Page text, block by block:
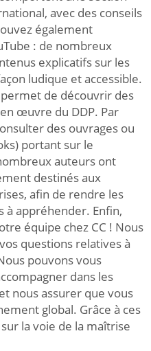
avec des conseils
également
: de nombreux
explicatifs sur les
ludique et accessible.
de découvrir des
œuvre du DDP. Par
des ouvrages ou
portant sur le
auteurs ont
destinés aux
afin de rendre les
à appréhender. Enfin,
équipe chez CC ! Nous
questions relatives à
pouvons vous
dans les
nous assurer que vous
global. Grâce à ces
la voie de la maîtrise